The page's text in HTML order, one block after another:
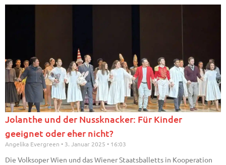
Jolanthe und der Nussknacker: Für Kinder
geeignet oder eher nicht?
Angelika Evergreen 3. Januar 2025 16:03
Die Volksoper Wien und das Wiener Staatsballetts in Kooperation